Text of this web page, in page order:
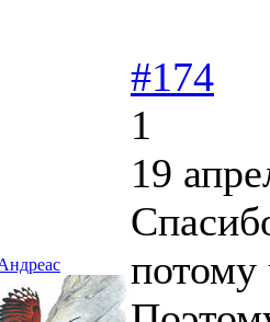
#174
1
19
потому